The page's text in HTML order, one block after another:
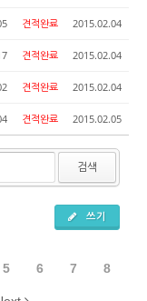
견적완료 2015.02.04
견적완료 2015.02.04
견적완료 2015.02.04
견적완료 2015.02.05
검색
쓰기
5 6 7 8